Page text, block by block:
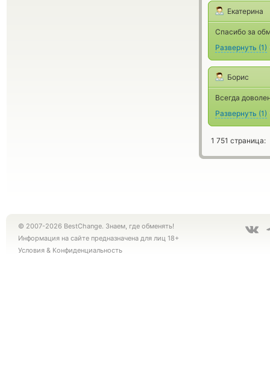
Екатерина
Спасибо за
Развернуть (1)
Борис
Всегда
Развернуть (1)
1 751 страница:
© 2007-2026 BestChange. Знаем, где обменять!
Информация на сайте предназначена для лиц 18+
Условия & Конфиденциальность